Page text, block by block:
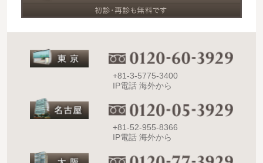
+81-3-5775-3400
IP電話 海外から
+81-52-955-8366
IP電話 海外から